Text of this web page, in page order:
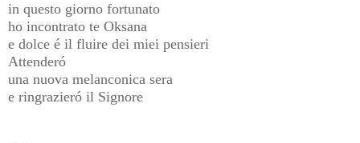
in questo giorno fortunato
ho incontrato te Oksana
e dolce é il fluire dei miei pensieri
Attenderó
una nuova melanconica sera
e ringrazieró il Signore